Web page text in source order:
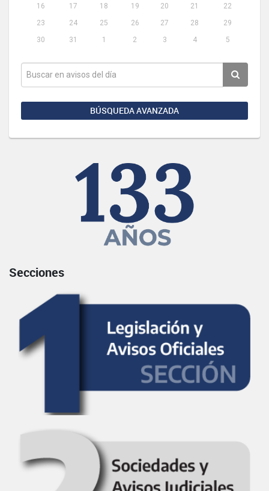
16
17 18 19 20 21
22
23
24 25 26 27 28
29
30
31 1 2 3 4 5
BÚSQUEDA AVANZADA
Secciones